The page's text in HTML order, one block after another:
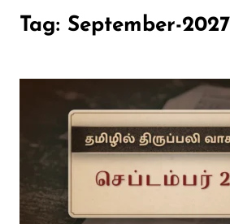
Tag: September-2027